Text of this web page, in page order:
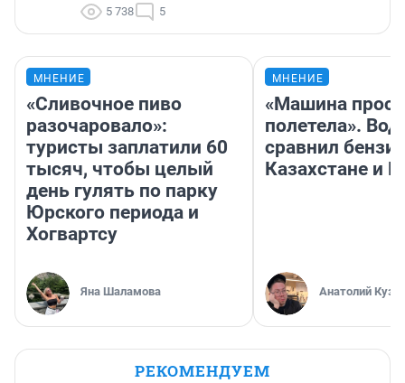
5 738 5
МНЕНИЕ
«Сливочное пиво
разочаровало»:
туристы заплатили 60
тысяч, чтобы целый
день гулять по парку
Юрского периода и
Хогвартсу
Яна Шаламова
МНЕНИЕ
«Машина
полетела».
сравнил
Казахстане и
Анатолий
РЕКОМЕНДУЕМ